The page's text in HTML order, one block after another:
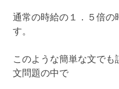
通常の時給の１．５倍の
す。
このような簡単な文で
文問題の中で